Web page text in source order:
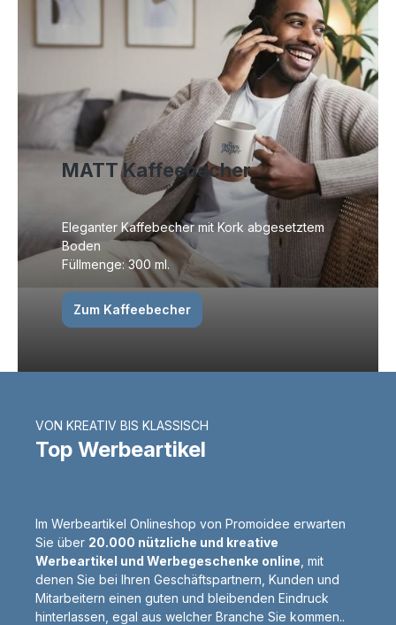
MATT Kaffeebecher
Eleganter Kaffebecher mit Kork abgesetztem
Boden
Füllmenge: 300 ml.
Zum Kaffeebecher
VON KREATIV BIS KLASSISCH
Top Werbeartikel
Im Werbeartikel Onlineshop von Promoidee erwarten
Sie über 20.000 nützliche und kreative
Werbeartikel und Werbegeschenke online , mit
denen Sie bei Ihren Geschäftspartnern, Kunden und
Mitarbeitern einen guten und bleibenden Eindruck
hinterlassen, egal aus welcher Branche Sie kommen..